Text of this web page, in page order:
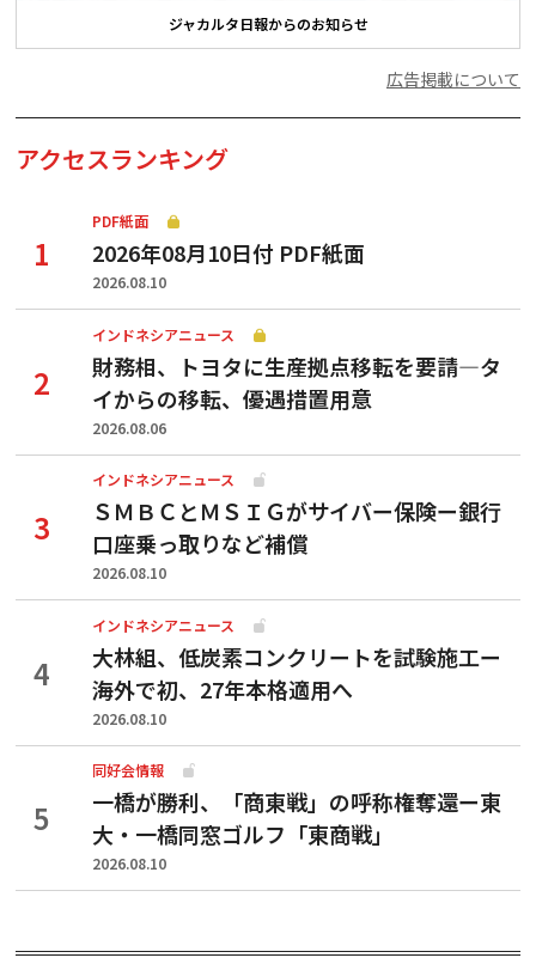
ジャカルタ日報からのお知らせ
広告掲載について
アクセスランキング
PDF紙面
2026年08月10日付 PDF紙面
2026.08.10
インドネシアニュース
財務相、トヨタに生産拠点移転を要請—タ
イからの移転、優遇措置用意
2026.08.06
インドネシアニュース
ＳＭＢＣとＭＳＩＧがサイバー保険ー銀行
口座乗っ取りなど補償
2026.08.10
インドネシアニュース
大林組、低炭素コンクリートを試験施工ー
海外で初、27年本格適用へ
2026.08.10
同好会情報
一橋が勝利、「商東戦」の呼称権奪還ー東
大・一橋同窓ゴルフ「東商戦」
2026.08.10